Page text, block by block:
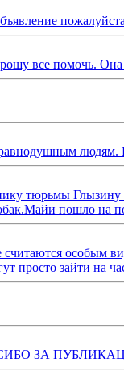
пожалуйста
все помочь. Она
людям.
тюрьмы
пошло на
особым
просто зайти на
ЗА